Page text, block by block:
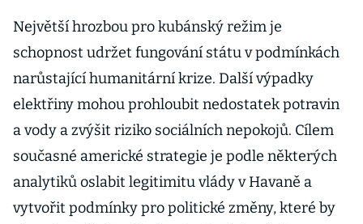
Největší hrozbou pro kubánský režim je
schopnost udržet fungování státu v podmínkách
narůstající humanitární krize. Další výpadky
elektřiny mohou prohloubit nedostatek potravin
a vody a zvýšit riziko sociálních nepokojů. Cílem
současné americké strategie je podle některých
analytiků oslabit legitimitu vlády v Havaně a
vytvořit podmínky pro politické změny, které by